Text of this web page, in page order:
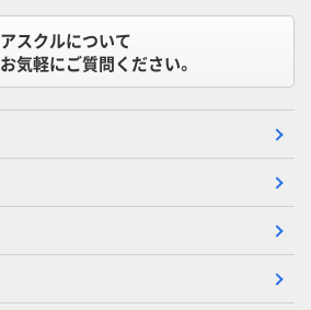
アスクルについて
お気軽にご質問ください。